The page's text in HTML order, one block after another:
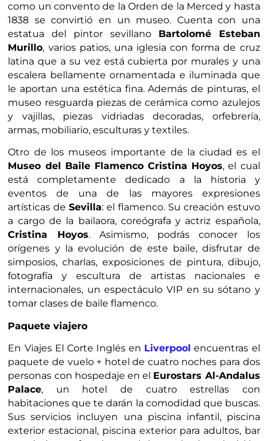
como un convento de la Orden de la Merced y hasta
1838 se convirtió en un museo. Cuenta con una
estatua del pintor sevillano Bartolomé Esteban
Murillo, varios patios, una iglesia con forma de cruz
latina que a su vez está cubierta por murales y una
escalera bellamente ornamentada e iluminada que
le aportan una estética fina. Además de pinturas, el
museo resguarda piezas de cerámica como azulejos
y vajillas, piezas vidriadas decoradas, orfebrería,
armas, mobiliario, esculturas y textiles.
Otro de los museos importante de la ciudad es el
Museo del Baile Flamenco Cristina Hoyos, el cual
está completamente dedicado a la historia y
eventos de una de las mayores expresiones
artísticas deSevilla: el flamenco. Su creación estuvo
a cargo de la bailaora, coreógrafa y actriz española,
Cristina Hoyos. Asimismo, podrás conocer los
orígenes y la evolución de este baile, disfrutar de
simposios, charlas, exposiciones de pintura, dibujo,
fotografía y escultura de artistas nacionales e
internacionales, un espectáculo VIP en su sótano y
tomar clases de baile flamenco.
Paquete viajero
En Viajes El Corte Inglés en Liverpool encuentras el
paquete de vuelo + hotel de cuatro noches para dos
personas con hospedaje en el Eurostars Al-Andalus
Palace, un hotel de cuatro estrellas con
habitaciones que te darán la comodidad que buscas.
Sus servicios incluyen una piscina infantil, piscina
exterior estacional, piscina exterior para adultos, bar